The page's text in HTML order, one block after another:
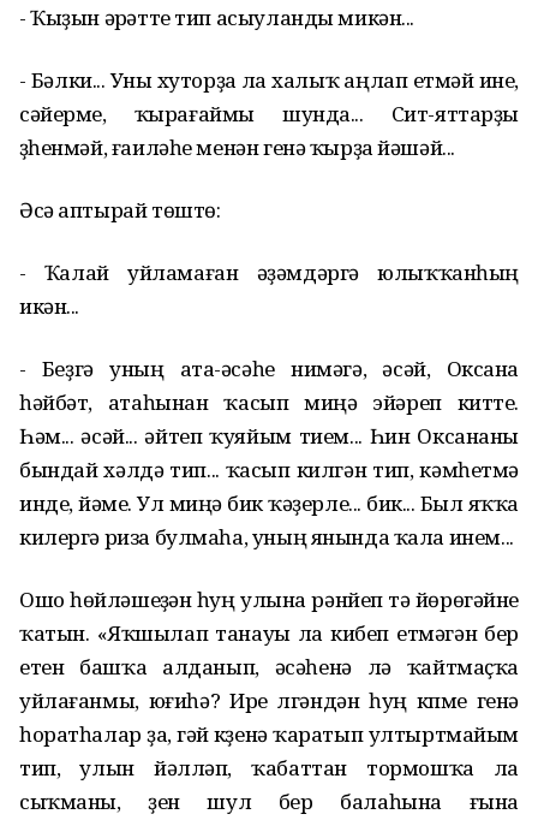
- Ҡыҙын әүрәтте тип асыуланды микән...
- Бәлки... Уны хуторҙа ла халыҡ аңлап етмәй ине,
сәйерме, ҡырағаймы шунда... Сит-яттарҙы
үҙһенмәй, ғаиләһе менән генә ҡырҙа йәшәй...
Әсә аптырай төштө:
- Ҡалай уйламаған әҙәмдәргә юлыҡҡанһың
икән...
- Беҙгә уның ата-әсәһе нимәгә, әсәй, Оксана
һәйбәт, атаһынан ҡасып миңә эйәреп китте.
Һәм... әсәй... әйтеп ҡуяйым тием... Һин Оксананы
бындай хәлдә тип... ҡасып килгән тип, кәмһетмә
инде, йәме. Ул миңә бик ҡәҙерле... бик... Был яҡҡа
килергә риза булмаһа, уның янында ҡала инем...
Ошо һөйләшеүҙән һуң улына рәнйеп тә йөрөгәйне
ҡатын. «Яҡшылап танауы ла кибеп етмәгән бер
етен башҡа алданып, әсәһенә лә ҡайтмаҫҡа
уйлағанмы, юғиһә? Ире үлгәндән һуң күпме генә
һоратһалар ҙа, үгәй күҙенә ҡаратып ултыртмайым
тип, улын йәлләп, ҡабаттан тормошҡа ла
сыҡманы, үҙен шул бер балаһына ғына